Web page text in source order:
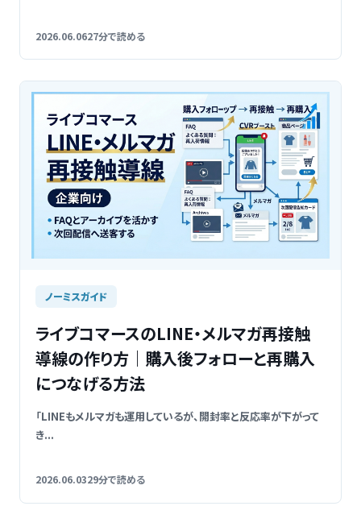
2026.06.0627分で読める
ノーミスガイド
ライブコマースのLINE・メルマガ再接触
導線の作り方｜購入後フォローと再購入
につなげる方法
「LINEもメルマガも運用しているが、開封率と反応率が下がって
き...
2026.06.0329分で読める